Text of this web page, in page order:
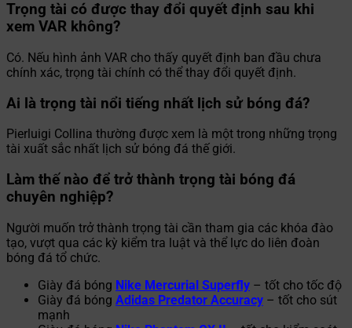
Trọng tài có được thay đổi quyết định sau khi
xem VAR không?
Có. Nếu hình ảnh VAR cho thấy quyết định ban đầu chưa
chính xác, trọng tài chính có thể thay đổi quyết định.
Ai là trọng tài nổi tiếng nhất lịch sử bóng đá?
Pierluigi Collina thường được xem là một trong những trọng
tài xuất sắc nhất lịch sử bóng đá thế giới.
Làm thế nào để trở thành trọng tài bóng đá
chuyên nghiệp?
Người muốn trở thành trọng tài cần tham gia các khóa đào
tạo, vượt qua các kỳ kiểm tra luật và thể lực do liên đoàn
bóng đá tổ chức.
Giày đá bóng Nike Mercurial Superfly – tốt cho tốc độ
Giày đá bóng Adidas Predator Accuracy – tốt cho sút
mạnh